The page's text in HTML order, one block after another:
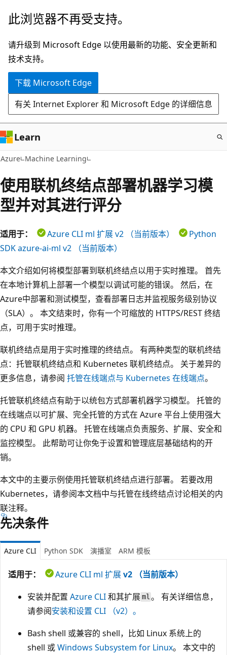
跳
主
要
内
此浏览器不再受支持。
请升级到 Microsoft Edge 以使用最新的功能、安全更新和
技术支持。
下载 Microsoft Edge
有关 Internet Explorer 和 Microsoft Edge 的详细信息
Learn
Azure Machine Learning
使用联机终结点部署机器学习模
型并对其进行评分
适用于： Azure CLI ml 扩展 v2 （当前版本）
Python
SDK azure-ai-ml v2 （当前版本）
本文介绍如何将模型部署到联机终结点以用于实时推理。 首先
在本地计算机上部署一个模型以调试可能的错误。 然后，在
Azure中部署和测试模型，查看部署日志并监视服务级别协议
（SLA）。 本文结束时，你有一个可缩放的 HTTPS/REST 终结
点，可用于实时推理。
联机终结点是用于实时推理的终结点。 有两种类型的联机终结
点：托管联机终结点和 Kubernetes 联机终结点。 关于差异的
更多信息，请参阅 托管在线端点与 Kubernetes 在线端点。
托管联机终结点有助于以统包方式部署机器学习模型。 托管的
在线端点以可扩展、完全托管的方式在 Azure 平台上使用强大
的 CPU 和 GPU 机器。 托管在线端点负责服务、扩展、安全和
监控模型。 此帮助可让你免于设置和管理底层基础结构的开
销。
本文中的主要示例使用托管联机终结点进行部署。 若要改用
Kubernetes，请参阅本文档中与托管在线终结点讨论相关的内
联注释。
先决条件
Azure CLI Python SDK 演播室 ARM 模板
适用于： Azure CLI ml 扩展v2 （当前版本）
安装并配置 Azure CLI和其扩展ml 。 有关详细信息，
请参阅安装和设置 CLI （v2）。
Bash shell 或兼容的 shell，比如 Linux 系统上的
shell 或Windows Subsystem for Linux。 本文中的